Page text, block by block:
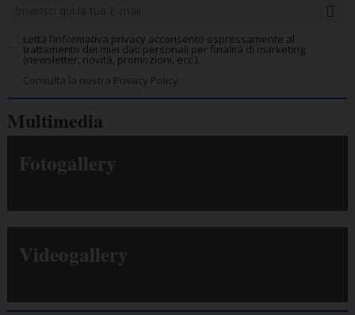
Letta l’informativa privacy acconsento espressamente al
trattamento dei miei dati personali per finalità di marketing
(newsletter, novità, promozioni, ecc.).
Consulta la nostra Privacy Policy.
Multimedia
Fotogallery
Videogallery